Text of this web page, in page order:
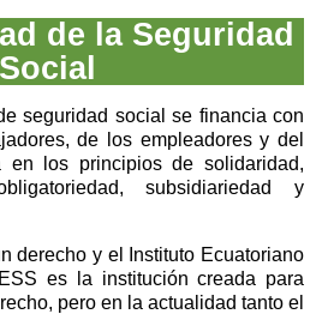
de la Seguridad
Social
seguridad social se financia con
de los empleadores y del
en los principios de solidaridad,
subsidiariedad y
derecho y el Instituto Ecuatoriano
es la institución creada para
pero en la actualidad tanto el